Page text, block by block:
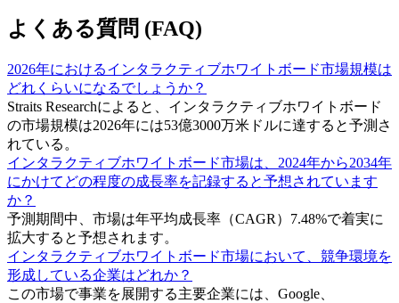
よくある質問 (FAQ)
2026年におけるインタラクティブホワイトボード市場規模は
どれくらいになるでしょうか？
Straits Researchによると、インタラクティブホワイトボード
の市場規模は2026年には53億3000万米ドルに達すると予測さ
れている。
インタラクティブホワイトボード市場は、2024年から2034年
にかけてどの程度の成長率を記録すると予想されています
か？
予測期間中、市場は年平均成長率（CAGR）7.48%で着実に
拡大すると予想されます。
インタラクティブホワイトボード市場において、競争環境を
形成している企業はどれか？
この市場で事業を展開する主要企業には、Google、